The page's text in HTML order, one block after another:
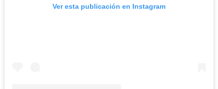
Ver esta publicación en Instagram